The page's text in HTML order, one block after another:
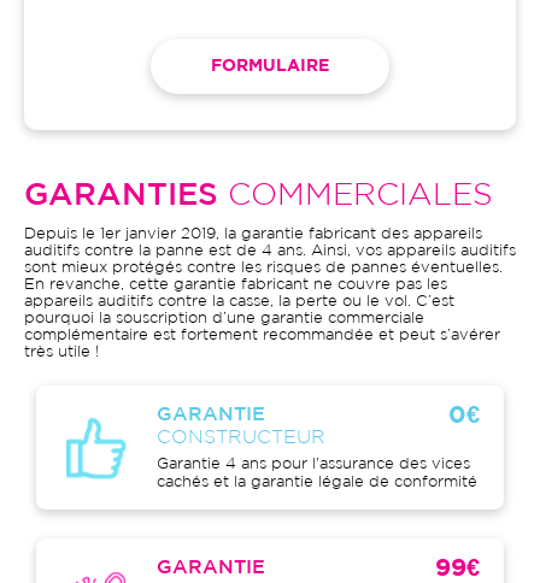
FORMULAIRE
GARANTIES COMMERCIALES
Depuis le 1er janvier 2019, la garantie fabricant des appareils
auditifs contre la panne est de 4 ans. Ainsi, vos appareils auditifs
sont mieux protégés contre les risques de pannes éventuelles.
En revanche, cette garantie fabricant ne couvre pas les
appareils auditifs contre la casse, la perte ou le vol. C’est
pourquoi la souscription d’une garantie commerciale
complémentaire est fortement recommandée et peut s’avérer
très utile !
GARANTIE
CONSTRUCTEUR
0€
Garantie 4 ans pour l'assurance des vices
cachés et la garantie légale de conformité
GARANTIE
99€